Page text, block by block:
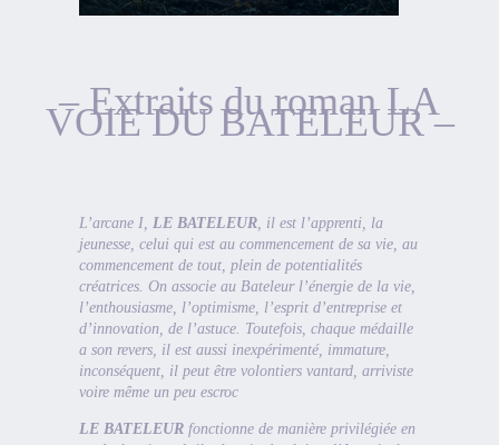
– Extraits du roman LA
VOIE DU BATELEUR –
L’arcane I, LE BATELEUR, il est l’apprenti, la
jeunesse, celui qui est au commencement de sa vie, au
commencement de tout, plein de potentialités
créatrices. On associe au Bateleur l’énergie de la vie,
l’enthousiasme, l’optimisme, l’esprit d’entreprise et
d’innovation, de l’astuce. Toutefois, chaque médaille
a son revers, il est aussi inexpérimenté, immature,
inconséquent, il peut être volontiers vantard, arriviste
voire même un peu escroc
LE BATELEURfonctionne de manière privilégiée en